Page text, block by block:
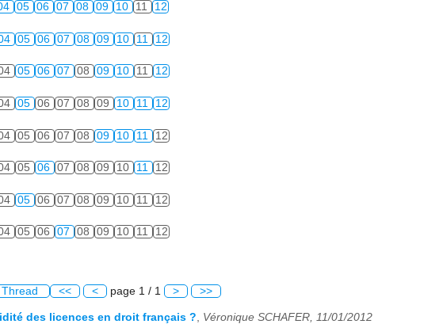
05 06 07 08 09 10 11 12
05 06 07 08 09 10 11 12
05 06 07 08 09 10 11 12
05 06 07 08 09 10 11 12
05 06 07 08 09 10 11 12
05 06 07 08 09 10 11 12
05 06 07 08 09 10 11 12
05 06 07 08 09 10 11 12
Thread << < page 1 / 1 > >>
des licences en droit français ? Véronique SCHAFER, 11/01/2012